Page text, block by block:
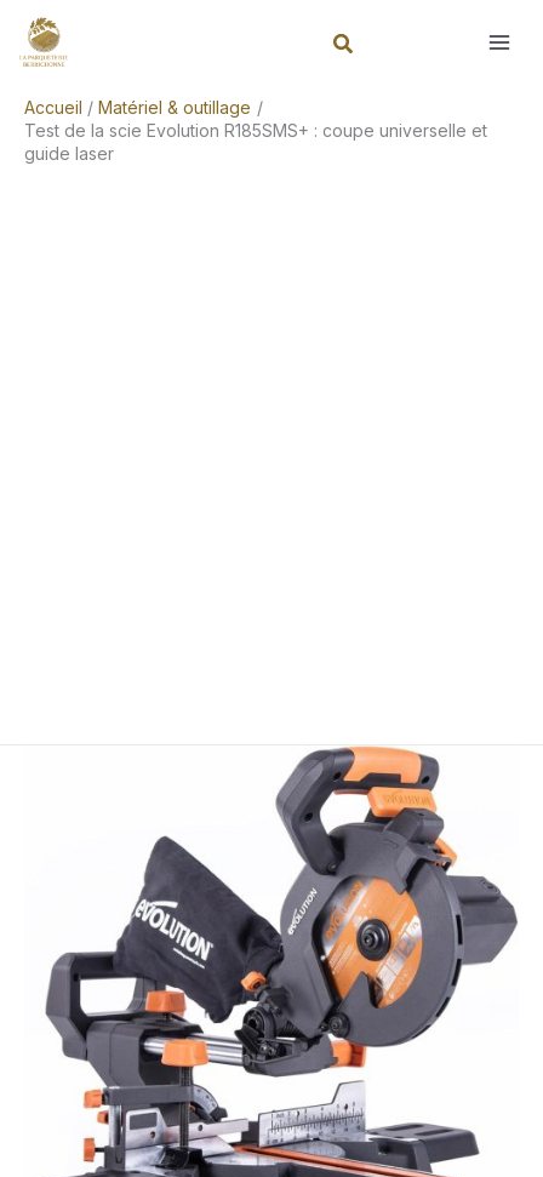
Accueil
Matériel & outillage
Test de la scie Evolution R185SMS+ : coupe universelle et
guide laser
Rechercher